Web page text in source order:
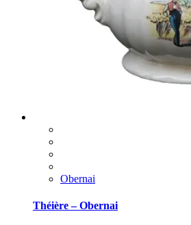
Obernai
Théière – Obernai